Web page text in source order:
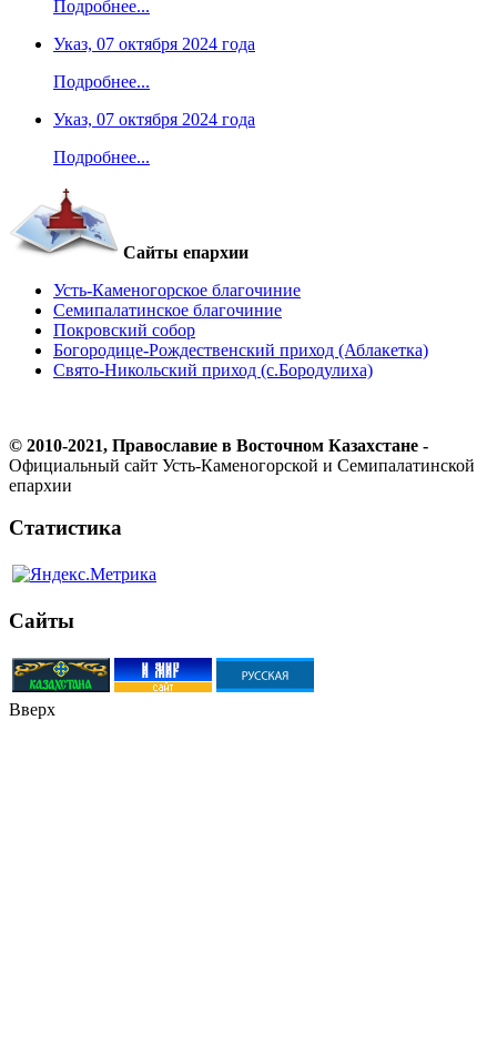
Подробнее...
Указ, 07 октября 2024 года
Подробнее...
Указ, 07 октября 2024 года
Подробнее...
Сайты епархии
Усть-Каменогорское благочиние
Семипалатинское благочиние
Покровский собор
Богородице-Рождественский приход (Аблакетка)
Свято-Никольский приход (с.Бородулиха)
© 2010-2021, Православие в Восточном Казахстане -
Официальный сайт Усть-Каменогорской и Семипалатинской
епархии
Статистика
Сайты
Вверх